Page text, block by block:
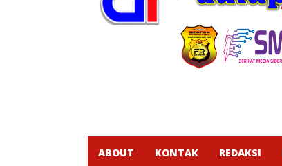
ABOUT KONTAK REDAKSI